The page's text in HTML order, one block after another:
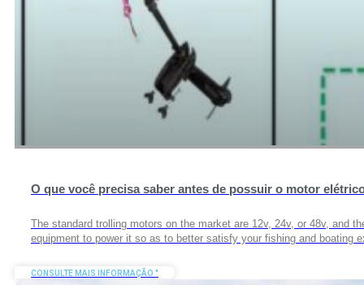
O que você precisa saber antes de possuir o motor
The standard trolling motors on the market are 12v, 24v, or 48v, and
equipment to power it so as to better satisfy your fishing and boating
CONSULTE MAIS INFORMAÇÃO "